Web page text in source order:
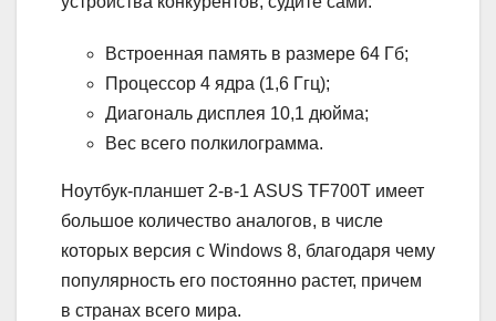
Встроенная память в размере 64 Гб;
Процессор 4 ядра (1,6 Ггц);
Диагональ дисплея 10,1 дюйма;
Вес всего полкилограмма.
Ноутбук-планшет 2-в-1 ASUS TF700T имеет
большое количество аналогов, в числе
которых версия с Windows 8, благодаря чему
популярность его постоянно растет, причем
в странах всего мира.